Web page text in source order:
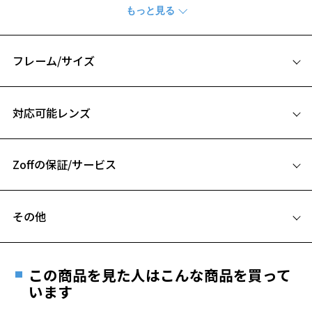
※アウトレット商品は、販売から一定期間経過した商品などです。キ
フレーム/サイズ
B ブリッジ(鼻部分)の横幅：20mm
対応可能レンズ
フレームとレンズの合計料金を知りたい方へ
Zoffの保証/サービス
安心1 フレーム１年間品質保証
その他
ご希望のお客さまは、「レンズ交換券」をお選びのうえ、
最寄りのZoff実店舗にてレンズをお買い求めください。
※サングラスやパッケージ品では「レンズ交換券」はお選び
この商品を見た人はこんな商品を買って
います